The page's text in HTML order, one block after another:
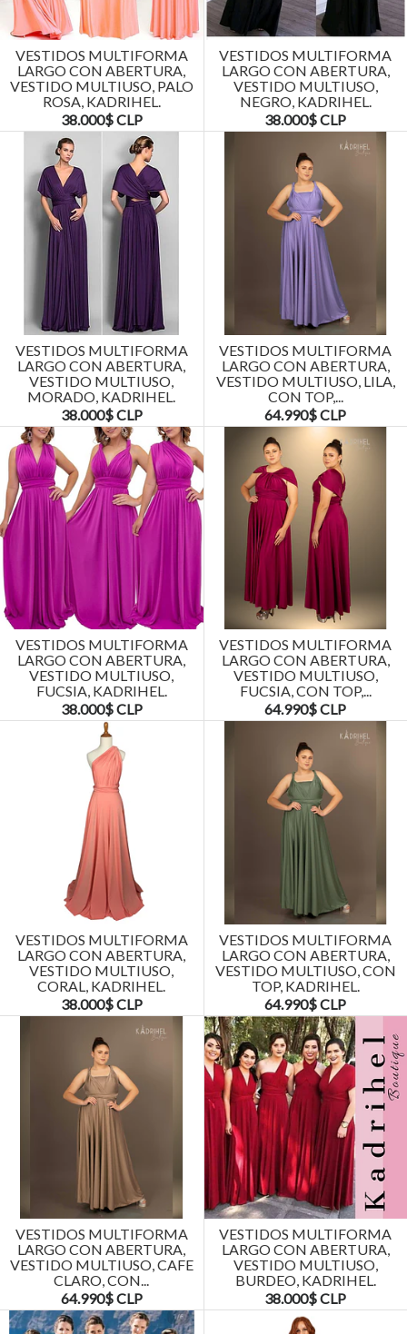
VESTIDOS MULTIFORMA
LARGO CON ABERTURA,
VESTIDO MULTIUSO, PALO
ROSA, KADRIHEL.
38.000$ CLP
VESTIDOS MULTIFORMA
LARGO CON ABERTURA,
VESTIDO MULTIUSO,
NEGRO, KADRIHEL.
38.000$ CLP
VESTIDOS MULTIFORMA
LARGO CON ABERTURA,
VESTIDO MULTIUSO,
MORADO, KADRIHEL.
38.000$ CLP
VESTIDOS MULTIFORMA
LARGO CON ABERTURA,
VESTIDO MULTIUSO, LILA,
CON TOP,...
64.990$ CLP
VESTIDOS MULTIFORMA
LARGO CON ABERTURA,
VESTIDO MULTIUSO,
FUCSIA, KADRIHEL.
38.000$ CLP
VESTIDOS MULTIFORMA
LARGO CON ABERTURA,
VESTIDO MULTIUSO,
FUCSIA, CON TOP,...
64.990$ CLP
VESTIDOS MULTIFORMA
LARGO CON ABERTURA,
VESTIDO MULTIUSO,
CORAL, KADRIHEL.
38.000$ CLP
VESTIDOS MULTIFORMA
LARGO CON ABERTURA,
VESTIDO MULTIUSO, CON
TOP, KADRIHEL.
64.990$ CLP
VESTIDOS MULTIFORMA
LARGO CON ABERTURA,
VESTIDO MULTIUSO, CAFE
CLARO, CON...
64.990$ CLP
VESTIDOS MULTIFORMA
LARGO CON ABERTURA,
VESTIDO MULTIUSO,
BURDEO, KADRIHEL.
38.000$ CLP